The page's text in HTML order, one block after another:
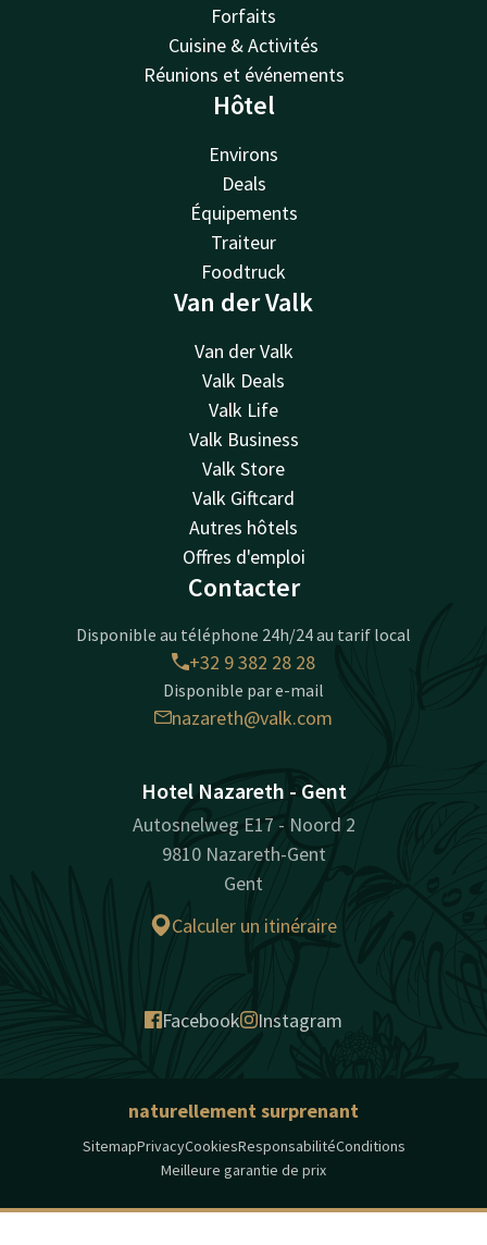
Forfaits
Cuisine & Activités
Réunions et événements
Hôtel
Environs
Deals
Équipements
Traiteur
Foodtruck
Van der Valk
Van der Valk
Valk Deals
Valk Life
Valk Business
Valk Store
Valk Giftcard
Autres hôtels
Offres d'emploi
Contacter
Disponible au téléphone 24h/24 au tarif local
+32 9 382 28 28
Disponible par e-mail
nazareth@valk.com
Hotel Nazareth - Gent
Autosnelweg E17 - Noord 2
9810 Nazareth-Gent
Gent
Calculer un itinéraire
Facebook Instagram
naturellement surprenant
SitemapPrivacyCookiesResponsabilitéConditions
Meilleure garantie de prix